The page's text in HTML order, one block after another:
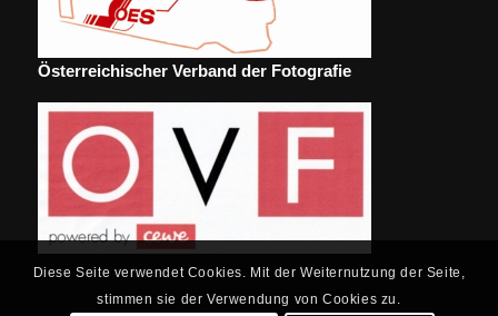
Österreichischer Verband der Fotografie
Diese Seite verwendet Cookies. Mit der Weiternutzung der Seite,
stimmen sie der Verwendung von Cookies zu.